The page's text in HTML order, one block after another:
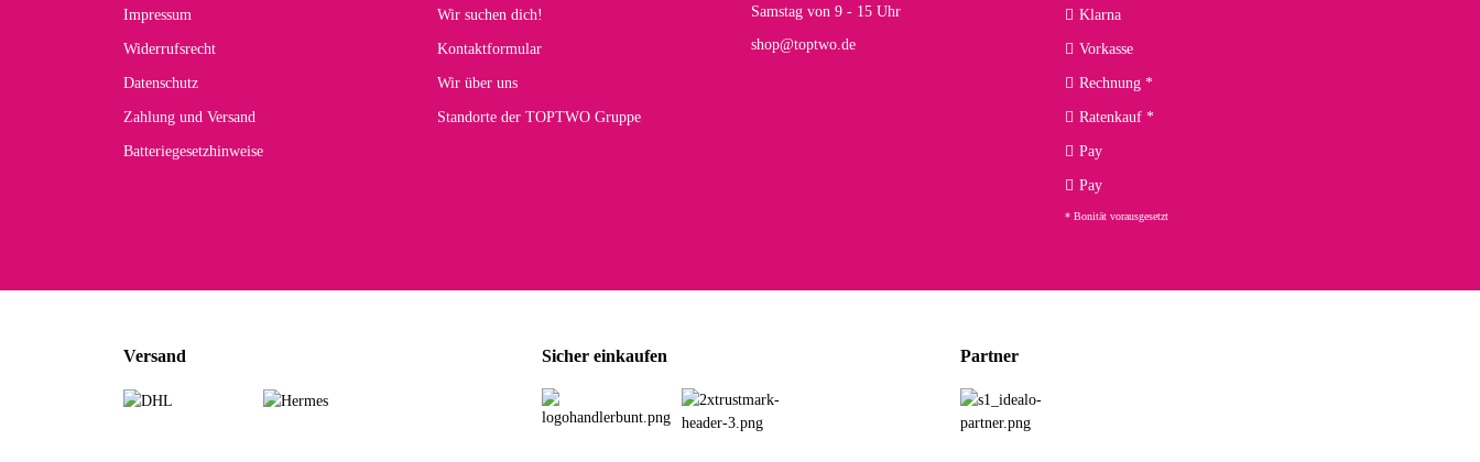
Impressum
Widerrufsrecht
Datenschutz
Zahlung und Versand
Batteriegesetzhinweise
Wir suchen dich!
Kontaktformular
Wir über uns
Standorte der TOPTWO Gruppe
Samstag von 9 - 15 Uhr
shop@toptwo.de
Klarna
Vorkasse
Rechnung *
Ratenkauf *
Pay
Pay
* Bonität vorausgesetzt
Versand Sicher einkaufen Partner